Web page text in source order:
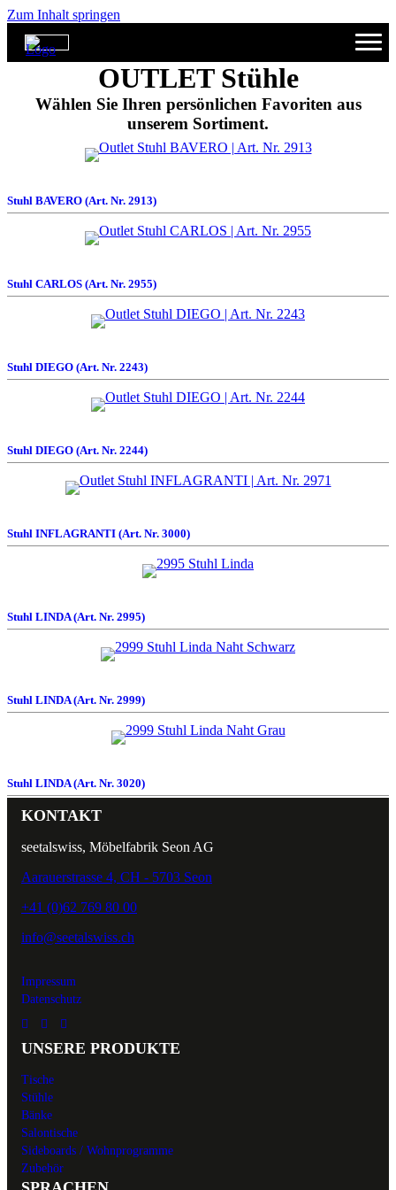
Zum Inhalt springen
OUTLET Stühle
Wählen Sie Ihren persönlichen Favoriten aus
unserem Sortiment.
Stuhl BAVERO (Art. Nr. 2913)
Stuhl CARLOS (Art. Nr. 2955)
Stuhl DIEGO (Art. Nr. 2243)
Stuhl DIEGO (Art. Nr. 2244)
Stuhl INFLAGRANTI (Art. Nr. 3000)
Stuhl LINDA (Art. Nr. 2995)
Stuhl LINDA (Art. Nr. 2999)
Stuhl LINDA (Art. Nr. 3020)
KONTAKT
seetalswiss, Möbelfabrik Seon AG
Aarauerstrasse 4, CH - 5703 Seon
+41 (0)62 769 80 00
info@seetalswiss.ch
Impressum
Datenschutz
UNSERE PRODUKTE
Tische
Stühle
Bänke
Salontische
Sideboards / Wohnprogramme
Zubehör